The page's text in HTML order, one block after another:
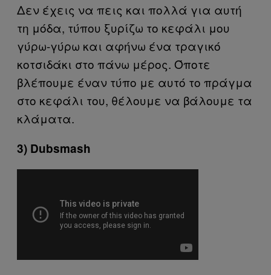
Δεν έχεις να πεις και πολλά για αυτή
τη μόδα, τύπου ξυρίζω το κεφάλι μου
γύρω-γύρω και αφήνω ένα τραγικό
κοτσιδάκι στο πάνω μέρος. Όποτε
βλέπουμε έναν τύπο με αυτό το πράγμα
στο κεφάλι του, θέλουμε να βάλουμε τα
κλάματα.
3) Dubsmash